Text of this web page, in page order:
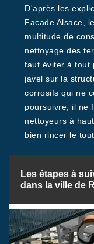
D'après les
Facade Alsace,
multitude de
nettoyage des
faut éviter à tout
javel sur la
corrosifs qui ne
poursuivre, il ne
nettoyeurs à
bien rincer le
Les étapes à
dans la ville de